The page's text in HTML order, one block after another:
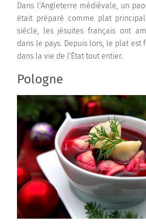
Dans l'Angleterre médiévale, un
était préparé comme plat
siècle, les jésuites français ont
dans le pays. Depuis lors, le plat est
dans la vie de l'État tout entier.
Pologne